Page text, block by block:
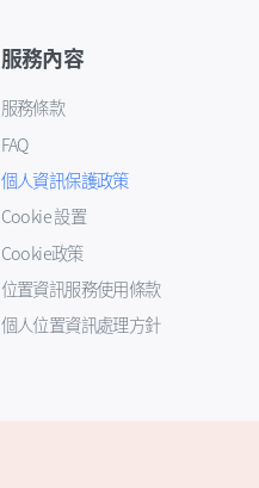
服務內容
服務條款
FAQ
個人資訊保護政策
Cookie 設置
Cookie政策
位置資訊服務使用條款
個人位置資訊處理方針